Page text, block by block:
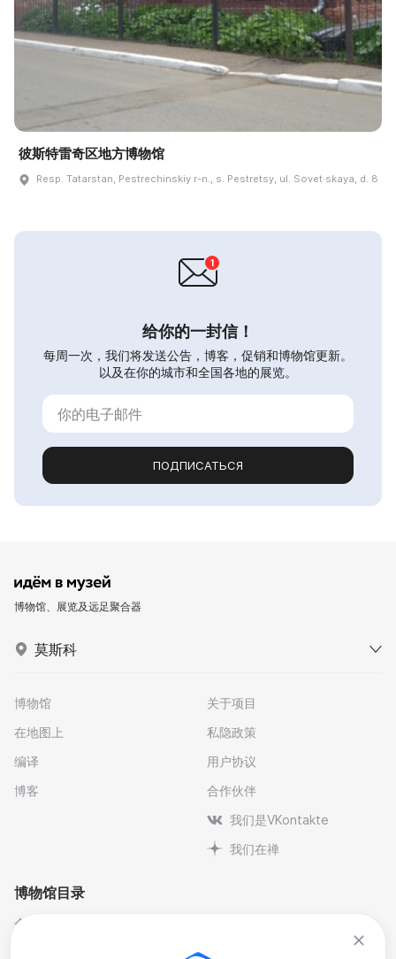
彼斯特雷奇区地方博物馆
Resp. Tatarstan, Pestrechinskiy r-n., s. Pestretsy, ul. Sovet·skaya, d. 8
给你的一封信！
每周一次，我们将发送公告，博客，促销和博物馆更新。
以及在你的城市和全国各地的展览。
ПОДПИСАТЬСЯ
博物馆、展览及远足聚合器
莫斯科
博物馆
在地图上
编译
博客
关于项目
私隐政策
用户协议
合作伙伴
我们是VKontakte
我们在禅
博物馆目录
个人与纪念博物馆